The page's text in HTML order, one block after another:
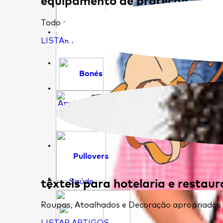
Todo o tipo de epi's que permitem que
LISTAR ARTIGOS
têxteis para hotelaria e
Roupas, Atoalhados e Decoração
Bonés
Pullovers
Apoio Social
Saúde